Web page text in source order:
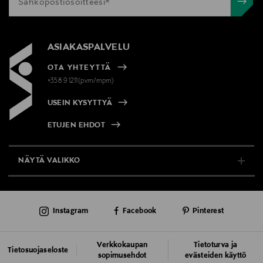
Leppävaarankatu 3-9, 02600 Espoo, Finland
info@orientrade.com
Avainsanat
A'PIEU, kangasnaamio, ihonhoito, kasvojenhoito
ASIAKASPALVELU
OTA YHTEYTTÄ
+358 9 1211(pvm/mpm)
USEIN KYSYTTYÄ
ETUJEN EHDOT
NÄYTÄ VALIKKO
AJANKOHTAISTA
Tietosuojaseloste
Verkkokaupan
sopimusehdot
Tietoturva ja
evästeiden käyttö
Instagram Facebook Pinterest